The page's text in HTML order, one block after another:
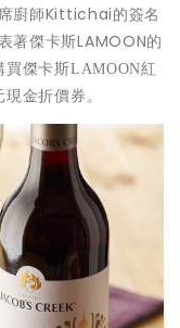
廚師Kittichai的簽名
著傑卡斯LAMOON的
買傑卡斯LAMOON紅
現金折價券 。